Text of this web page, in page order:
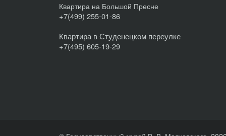
Квартира на Большой Пресне
+7(499) 255-01-86
Квартира в Студенецком переулке
+7(495) 605-19-29